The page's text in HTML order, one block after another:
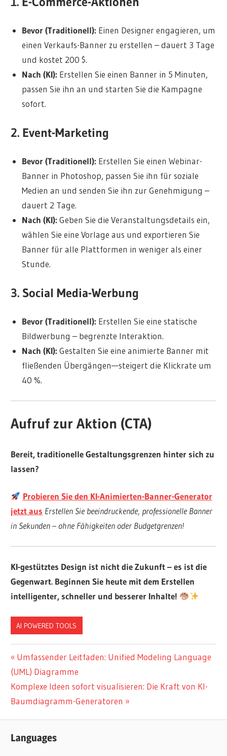
Bevor (Traditionell): Einen Designer engagieren, um
einen Verkaufs-Banner zu erstellen – dauert 3 Tage
und kostet 200 $.
Nach (KI): Erstellen Sie einen Banner in 5 Minuten,
passen Sie ihn an und starten Sie die Kampagne
sofort.
2. Event-Marketing
Bevor (Traditionell): Erstellen Sie einen Webinar-
Banner in Photoshop, passen Sie ihn für soziale
Medien an und senden Sie ihn zur Genehmigung –
dauert 2 Tage.
Nach (KI): Geben Sie die Veranstaltungsdetails ein,
wählen Sie eine Vorlage aus und exportieren Sie
Banner für alle Plattformen in weniger als einer
Stunde.
3. Social Media-Werbung
Bevor (Traditionell): Erstellen Sie eine statische
Bildwerbung – begrenzte Interaktion.
Nach (KI): Gestalten Sie eine animierte Banner mit
fließenden Übergängen—steigert die Klickrate um
40 %.
Aufruf zur Aktion (CTA)
Bereit, traditionelle Gestaltungsgrenzen hinter sich zu
lassen?
Probieren Sie den KI-Animierten-Banner-Generator
jetzt aus Erstellen Sie beeindruckende, professionelle Banner
in Sekunden – ohne Fähigkeiten oder Budgetgrenzen!
KI-gestütztes Design ist nicht die Zukunft – es ist die
Gegenwart. Beginnen Sie heute mit dem Erstellen
intelligenter, schneller und besserer Inhalte!
AI POWERED TOOLS
Beitragsnavigation
Vorheriger
Beitrag:
Umfassender Leitfaden: Unified Modeling Language
(UML) Diagramme
Nächster
Beitrag:
Komplexe Ideen sofort visualisieren: Die Kraft von KI-
Baumdiagramm-Generatoren
Languages